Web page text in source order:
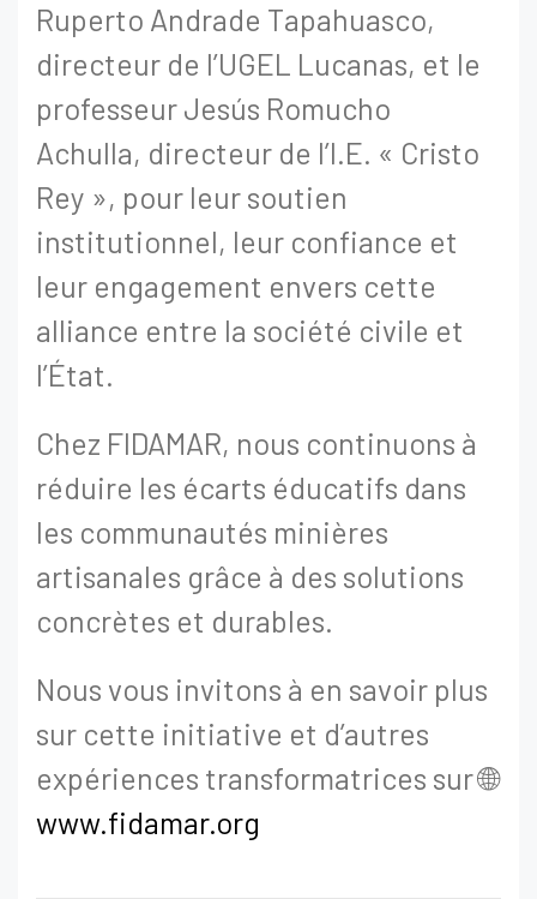
Ruperto Andrade Tapahuasco,
directeur de l’UGEL Lucanas, et le
professeur Jesús Romucho
Achulla, directeur de l’I.E. « Cristo
Rey », pour leur soutien
institutionnel, leur confiance et
leur engagement envers cette
alliance entre la société civile et
l’État.
Chez FIDAMAR, nous continuons à
réduire les écarts éducatifs dans
les communautés minières
artisanales grâce à des solutions
concrètes et durables.
Nous vous invitons à en savoir plus
sur cette initiative et d’autres
expériences transformatrices sur 🌐
www.fidamar.org